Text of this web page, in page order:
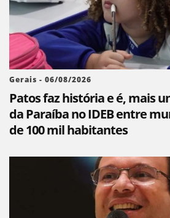
Gerais - 06/08/2026
Patos faz história e é, mais
da Paraíba no IDEB entre
de 100 mil habitantes